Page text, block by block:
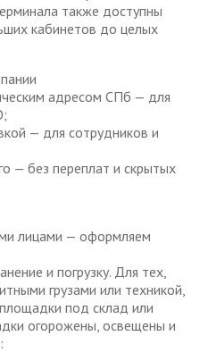
также доступны
кабинетов до целых
адресом СПб — для
— для сотрудников и
— без переплат и скрытых
лицами — оформляем
и погрузку. Для тех,
грузами или техникой,
под склад или
огорожены, освещены и